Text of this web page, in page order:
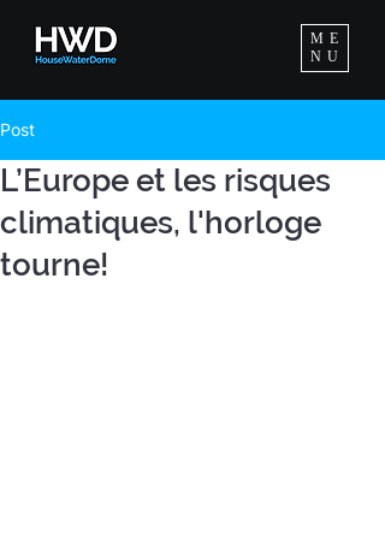
ME
NU
Post
L’Europe et les risques
climatiques, l'horloge
tourne!